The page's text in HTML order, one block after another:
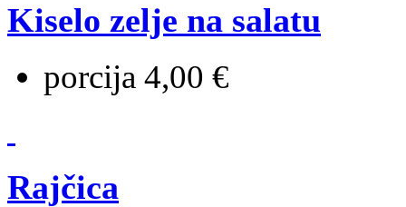
Kiselo zelje na salatu
porcija 4,00 €
Rajčica